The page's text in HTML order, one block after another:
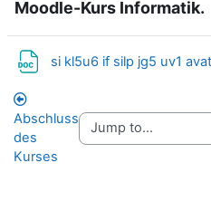
Moodle-Kurs Informatik.
si kl5u6 if silp jg5 uv1
Abschluss
des
Kurses